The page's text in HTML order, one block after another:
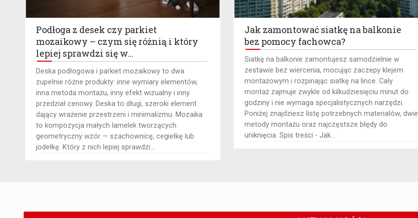
Podłoga z desek czy parkiet
mozaikowy – czym się różnią i który
lepiej sprawdzi się w...
​Deska podłogowa i parkiet mozaikowy to dwa
zupełnie różne produkty: inne wymiary elementów,
inna metoda montażu, inny efekt wizualny i inny
przedział cenowy. Deska to długi, szeroki element
dający wrażenie przestrzeni i minimalizmu. Mozaika
to kompozycja małych lamelek tworzących
geometryczny wzór — szachownicę, cegiełkę lub
jodełkę. Który z nich lepiej sprawdzi...
Jak zamontować siatkę na balkonie
bez pomocy fachowca?
​Siatkę na balkonie zamontujesz samodzielnie w
zestawie bez wiercenia, mocując zaczepy klejem
montażowym i rozpinając siatkę na lince. Cały
montaż zajmuje zwykle od kilkudziesięciu minut do
godziny i nie wymaga specjalistycznych narzędzi.
Poniżej znajdziesz listę potrzebnych materiałów, dwie
metody montażu oraz najczęstsze błędy do
uniknięcia. Spis treści - Jak...